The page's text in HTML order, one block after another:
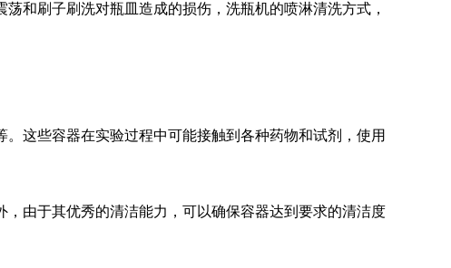
和刷子刷洗对瓶皿造成的损伤，洗瓶机的喷淋清洗方式，
这些容器在实验过程中可能接触到各种药物和试剂，使用
由于其优秀的清洁能力，可以确保容器达到要求的清洁度